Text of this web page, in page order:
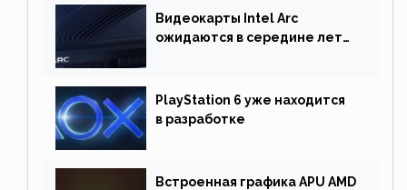
Видеокарты Intel Arc
ожидаются в середине лета.
PlayStation 6 уже находится
в разработке
Встроенная графика APU AMD